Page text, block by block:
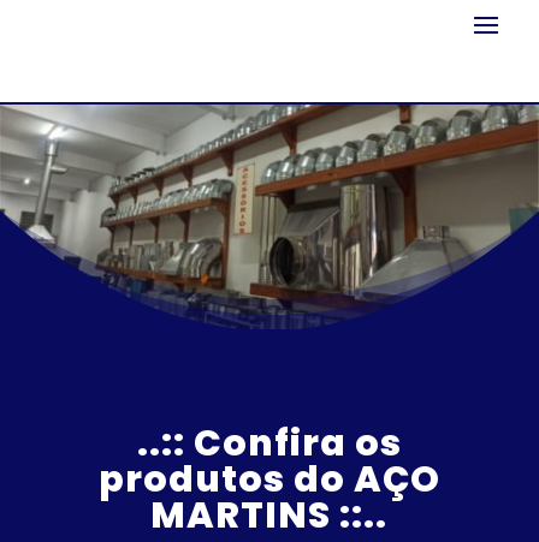
..:: Confira os
produtos do AÇO
MARTINS ::..